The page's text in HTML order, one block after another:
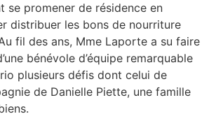
se promener de résidence en
distribuer les bons de nourriture
fil des ans, Mme Laporte a su faire
bénévole d’équipe remarquable
plusieurs défis dont celui de
de Danielle Piette, une famille